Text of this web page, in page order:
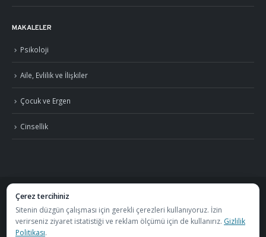
MAKALELER
Psikoloji
Aile, Evlilik ve İlişkiler
Çocuk ve Ergen
Cinsellik
©2026 Uzm. Psk. Kemal Özcan. Tüm hakları saklıdır. · Gizlilik Politikası ve KVKK
S.S.S.
Çerez tercihiniz
Sitenin düzgün çalışması için gerekli çerezleri kullanıyoruz. İzin
verirseniz ziyaret istatistiği ve reklam ölçümü için de kullanırız. Gizlilik
Politikası.